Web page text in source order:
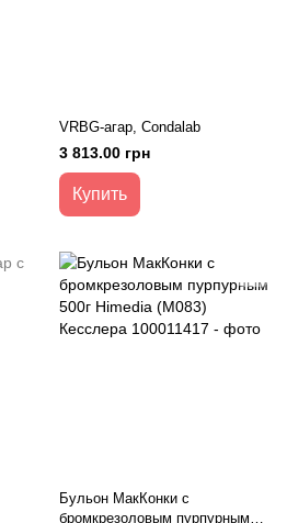
VRBG-агар, Condalab
3 813.00 грн
Купить
Бульон МакКонки с
бромкрезоловым пурпурным